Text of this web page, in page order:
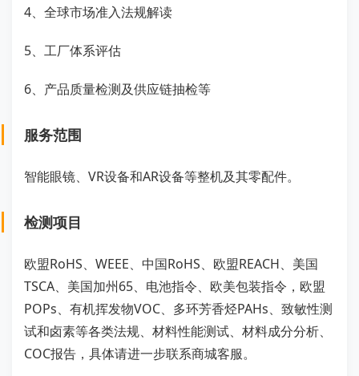
4、全球市场准入法规解读
5、工厂体系评估
6、产品质量检测及供应链抽检等
服务范围
智能眼镜、VR设备和AR设备等整机及其零配件。
检测项目
欧盟RoHS、WEEE、中国RoHS、欧盟REACH、美国
TSCA、美国加州65、电池指令、欧美包装指令，欧盟
POPs、有机挥发物VOC、多环芳香烃PAHs、致敏性测
试和卤素等各类法规、材料性能测试、材料成分分析、
COC报告，具体请进一步联系商城客服。